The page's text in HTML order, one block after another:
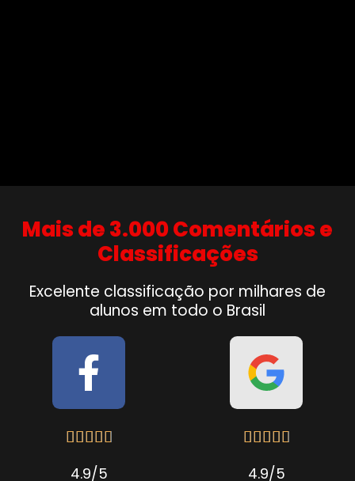
Mais de 3.000 Comentários e
Classificações
Excelente classificação por milhares de
alunos em todo o Brasil
    
4.9/5
    
4.9/5